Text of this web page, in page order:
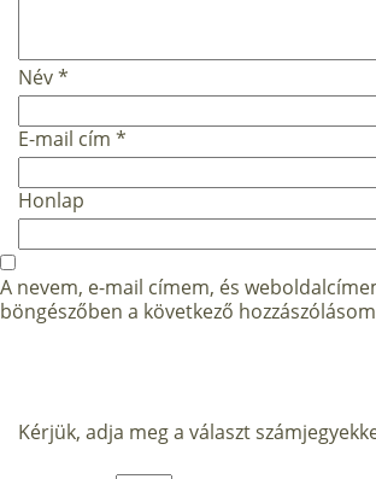
Név*
E-mail cím *
Honlap
A nevem, e-mail címem, és
böngészőben a következő
Kérjük, adja meg a választ